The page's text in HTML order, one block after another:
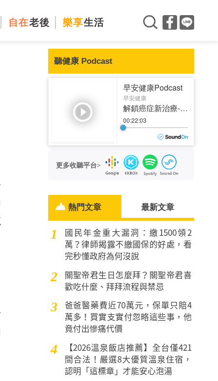
自在老後 樂享生活
聽健康 Podcast
更多收聽平台>
熱門文章 最新文章
1
國民年金重大漏洞：繳1500領2
萬？律師揭露不繳國保的好處，看
完秒懂政府為何沒說
2
關聖帝君生日怎麼拜？關聖帝君喜
歡吃什麼、拜拜流程與禁忌
3
爸爸醫藥費近70萬元，保單只賠4
萬多！買實支實付忽略這些事，他
竟付出慘痛代價
4
【2026溫泉飯店推薦】全台僅421
間合法！嚴選8大優質溫泉住宿，
認明「這標章」才能安心泡湯